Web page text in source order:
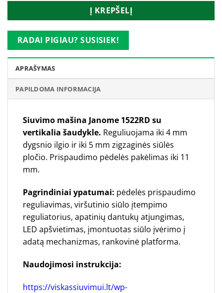
Į KREPŠELĮ
RADAI PIGIAU? SUSISIEK!
APRAŠYMAS
PAPILDOMA INFORMACIJA
Siuvimo mašina Janome 1522RD su
vertikalia šaudykle. Reguliuojama iki 4 mm
dygsnio ilgio ir iki 5 mm zigzaginės siūlės
pločio. Prispaudimo pėdelės pakėlimas iki 11
mm.
Pagrindiniai ypatumai: pėdelės prispaudimo
reguliavimas, viršutinio siūlo įtempimo
reguliatorius, apatinių dantukų atjungimas,
LED apšvietimas, įmontuotas siūlo įvėrimo į
adatą mechanizmas, rankovinė platforma.
Naudojimosi instrukcija:
https://viskassiuvimui.lt/wp-